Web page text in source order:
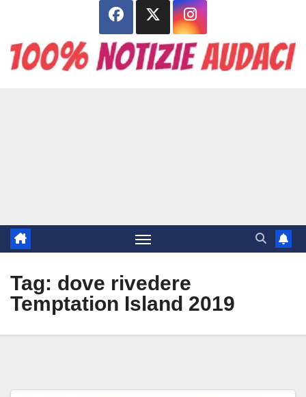
contenuto
Tag: dove rivedere
Temptation Island 2019